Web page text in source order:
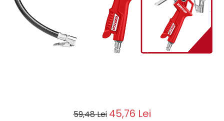
Motoburghie si Burghie
Mixere- Amestecatoare
Acumulatori si
incarcatoare
Scule si unelte
59,48 Lei 45,76 Lei